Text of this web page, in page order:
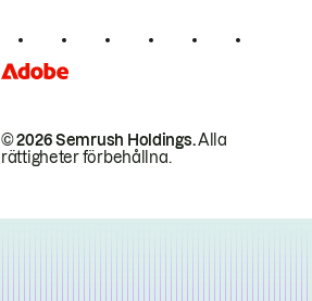
© 2026 Semrush Holdings.Alla
rättigheter förbehållna.